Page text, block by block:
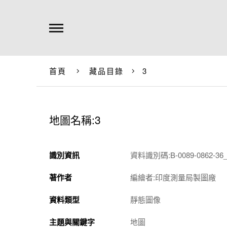
首頁 藏品目錄 3
地圖名稱:3
識別資訊 資料識別碼:B-0089-0862-
著作者 編繪者:印度測量局製圖廠
資料類型 靜態圖像
主題與關鍵字 地圖